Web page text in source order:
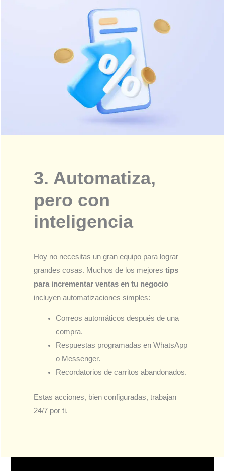
3. Automatiza,
pero con
inteligencia
Hoy no necesitas un gran equipo para lograr
grandes cosas. Muchos de los mejorestips
para incrementar ventas en tu negocio
incluyen automatizaciones simples:
Correos automáticos después de una
compra.
Respuestas programadas en WhatsApp
o Messenger.
Recordatorios de carritos abandonados.
Estas acciones, bien configuradas, trabajan
24/7 por ti.